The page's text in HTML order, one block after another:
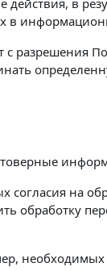
в
в
разрешения
согласия на
обработку